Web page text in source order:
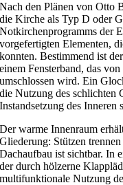
Nach den Plänen von Otto
die Kirche als Typ D oder
Notkirchenprogramms der
vorgefertigten Elementen,
konnten. Bestimmend ist
einem Fensterband, das
umschlossen wird. Ein
die Nutzung des schlichten
Instandsetzung des Inneren
Der warme Innenraum
Gliederung: Stützen
Dachaufbau ist sichtbar. In
der durch hölzerne
multifunktionale Nutzung